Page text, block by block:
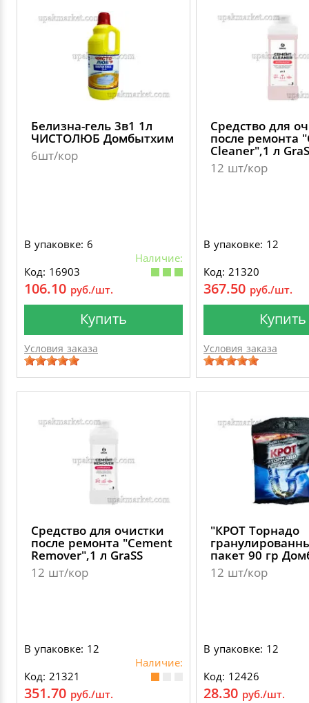
ПАКЕТЫ СЛАЙДЕРЫ И ЗИПЛОКИ ( ZIP
ПАКЕТЫ ПОЛИПРОПИЛЕНОВЫЕ
ПАКЕТЫ С ВЫРУБНЫМИ РУЧКАМИ
КУРЬЕРСКИЕ И ПОЧТОВЫЕ ПАКЕТЫ
ДЕКОРАТИВНЫЕ УКРАШЕНИЯ
УПАКОВКА ДЛЯ ТОРТОВ
УПАКОВКА ДЛЯ ЯИЦ
ВАТНО-БУМАЖНАЯ ПРОДУКЦИЯ
САЛФЕТКИ, ПОЛОТЕНЦА
САЛФЕТКИ ВЛАЖНЫЕ
ТУАЛЕТНАЯ БУМАГА
ИЗОЛЕНТЫ
КРЕППИРОВАННЫЕ ЛЕНТЫ
СКЛАДСКАЯ УПАКОВКА
СТИРАЛЬНЫЕ ПОРОШКИ
КОНДИЦИОНЕРЫ ДЛЯ БЕЛЬЯ
СРЕДСТВА ДЛЯ УБОРКИ И ЧИСТКИ
СРЕДСТВА ДЛЯ МЫТЬЯ ПОСУДЫ
АВТОХИМИЯ
Белизна-гель 3в1 1л
ЧИСТОЛЮБ Домбытхим
6шт/кор
В упаковке: 6
Наличие:
Код: 16903
106.10 руб./шт.
Купить
Условия заказа
Средство для
после ремонта
Cleaner",1 л
12 шт/кор
В упаковке: 12
Код: 21320
367.50 руб./шт.
Купить
Условия заказа
Средство для очистки
после ремонта "Cement
Remover",1 л GraSS
12 шт/кор
В упаковке: 12
Наличие:
Код: 21321
351.70 руб./шт.
"КРОТ Торнадо
пакет 90 гр
12 шт/кор
В упаковке: 12
Код: 12426
28.30 руб./шт.